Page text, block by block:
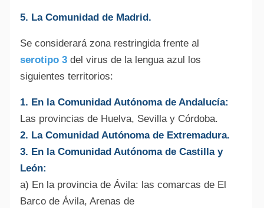
5. La Comunidad de Madrid.
Se considerará zona restringida frente al
serotipo 3 del virus de la lengua azul los
siguientes territorios:
1. En la Comunidad Autónoma de Andalucía:
Las provincias de Huelva, Sevilla y Córdoba.
2. La Comunidad Autónoma de Extremadura.
3. En la Comunidad Autónoma de Castilla y
León:
a) En la provincia de Ávila: las comarcas de El
Barco de Ávila, Arenas de